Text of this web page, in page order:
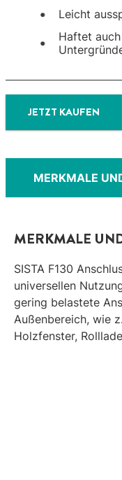
Leicht
Haftet
JETZT KAUFEN
MERKMALE
MERKMALE
SISTA F130
universellen
gering belastete
Außenbereich, wie
Holzfenster,